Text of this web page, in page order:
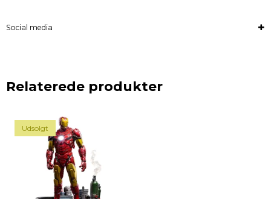
Social media
Relaterede produkter
Udsolgt